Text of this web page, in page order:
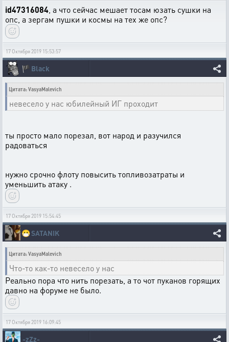
id47316084 , а что сейчас мешает тосам юзать сушки на
опс, а зергам пушки и космы на тех же опс?
17 Октября 2019 15:53:57
🏴 Black
Цитата: VasyaMalevich
невесело у нас юбилейный ИГ проходит
ты просто мало порезал, вот народ и разучился
радоваться
нужно срочно флоту повысить топливозатраты и
уменьшить атаку .
17 Октября 2019 15:54:45
😷SATANIK
Цитата: VasyaMalevich
Что-то как-то невесело у нас
Реально пора что нить порезать, а то чот пуканов горящих
давно на форуме не было.
17 Октября 2019 16:09:45
-zZz-